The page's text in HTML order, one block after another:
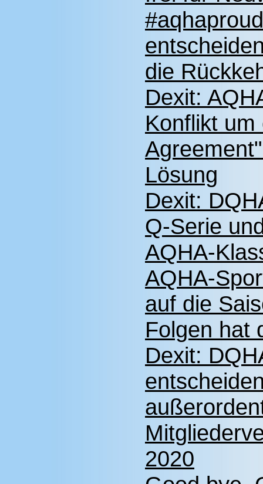
die
Dexit:
Konflikt
Lösung
Dexit:
Q-Serie
AQHA-
AQHA-
auf die
Folgen hat
Dexit:
2020